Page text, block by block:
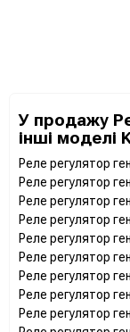
У продажу
інші моделі
Реле регулятор
Реле регулятор
Реле регулятор
Реле регулятор
Реле регулятор
Реле регулятор
Реле регулятор
Реле регулятор
Реле регулятор